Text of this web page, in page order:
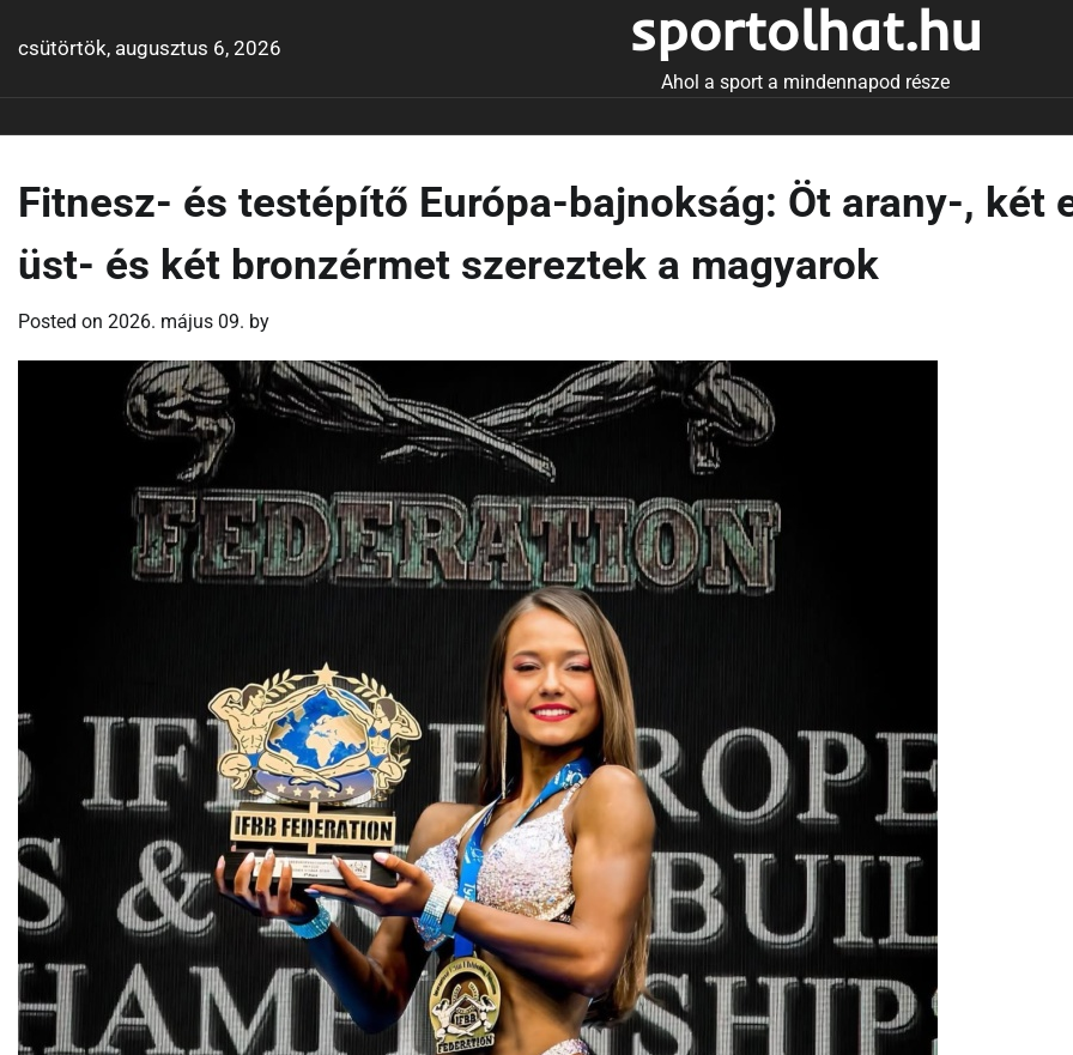
csütörtök, augusztus 6, 2026 sportolhat.hu
Ahol a sport a mindennapod része
Fitnesz- és testépítő Európa-bajnokság: Öt arany-, két
üst- és két bronzérmet szereztek a magyarok
Posted on 2026. május 09. by